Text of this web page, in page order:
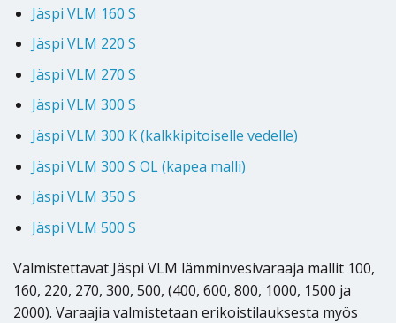
Jäspi VLM 160 S
Jäspi VLM 220 S
Jäspi VLM 270 S
Jäspi VLM 300 S
Jäspi VLM 300 K (kalkkipitoiselle vedelle)
Jäspi VLM 300 S OL (kapea malli)
Jäspi VLM 350 S
Jäspi VLM 500 S
Valmistettavat Jäspi VLM lämminvesivaraaja mallit 100,
160, 220, 270, 300, 500, (400, 600, 800, 1000, 1500 ja
2000). Varaajia valmistetaan erikoistilauksesta myös